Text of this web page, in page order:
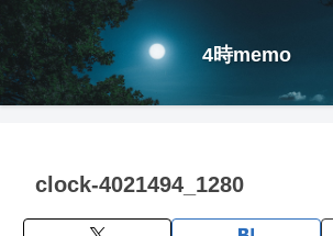
4時memo
clock-4021494_1280